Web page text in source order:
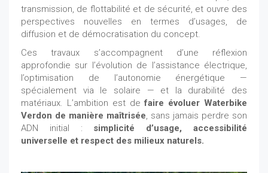
transmission, de flottabilité et de sécurité, et ouvre des
perspectives nouvelles en termes d’usages, de
diffusion et de démocratisation du concept.
Ces travaux s’accompagnent d’une réflexion
approfondie sur l’évolution de l’assistance électrique,
l’optimisation de l’autonomie énergétique —
spécialement via le solaire — et la durabilité des
matériaux. L’ambition est defaire évoluer Waterbike
Verdon de manière maîtrisée, sans jamais perdre son
ADN initial : simplicité d’usage, accessibilité
universelle et respect des milieux naturels.